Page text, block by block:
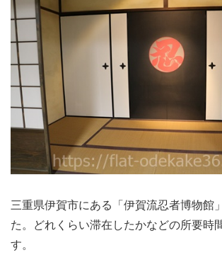
三重県伊賀市にある「伊賀流忍者博物館
た。どれくらい滞在したかなどの所要時
す。